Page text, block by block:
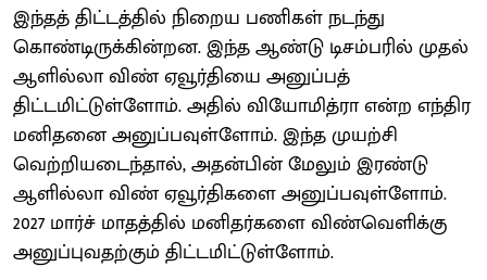
இந்தத் திட்டத்தில் நிறைய பணிகள் நடந்து
கொண்டிருக்கின்றன. இந்த ஆண்டு டிசம்பரில் முதல்
ஆளில்லா விண் ஏவூர்தியை அனுப்பத்
திட்டமிட்டுள்ளோம். அதில் வியோமித்ரா என்ற எந்திர
மனிதனை அனுப்பவுள்ளோம். இந்த முயற்சி
வெற்றியடைந்தால், அதன்பின் மேலும் இரண்டு
ஆளில்லா விண் ஏவூர்திகளை அனுப்பவுள்ளோம்.
2027 மார்ச் மாதத்தில் மனிதர்களை விண்வெளிக்கு
அனுப்புவதற்கும் திட்டமிட்டுள்ளோம்.